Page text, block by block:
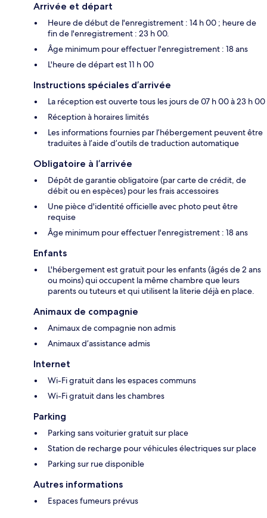
Arrivée et départ
Heure de début de l'enregistrement : 14 h 00 ; heure de
fin de l'enregistrement : 23 h 00.
Âge minimum pour effectuer l'enregistrement : 18 ans
L'heure de départ est 11 h 00
Instructions spéciales d’arrivée
La réception est ouverte tous les jours de 07 h 00 à 23 h 00
Réception à horaires limités
Les informations fournies par l’hébergement peuvent être
traduites à l’aide d’outils de traduction automatique
Obligatoire à l’arrivée
Dépôt de garantie obligatoire (par carte de crédit, de
débit ou en espèces) pour les frais accessoires
Une pièce d'identité officielle avec photo peut être
requise
Âge minimum pour effectuer l'enregistrement : 18 ans
Enfants
L'hébergement est gratuit pour les enfants (âgés de 2 ans
ou moins) qui occupent la même chambre que leurs
parents ou tuteurs et qui utilisent la literie déjà en place.
Animaux de compagnie
Animaux de compagnie non admis
Animaux d’assistance admis
Internet
Wi-Fi gratuit dans les espaces communs
Wi-Fi gratuit dans les chambres
Parking
Parking sans voiturier gratuit sur place
Station de recharge pour véhicules électriques sur place
Parking sur rue disponible
Autres informations
Espaces fumeurs prévus